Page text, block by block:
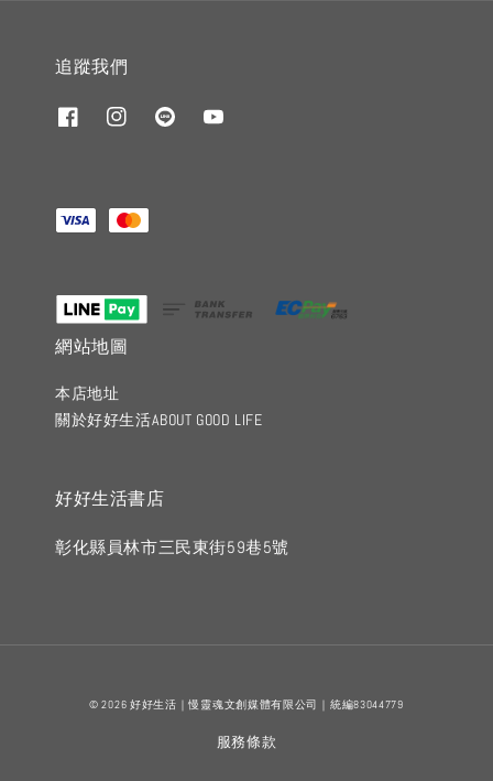
追蹤我們
網站地圖
本店地址
關於好好生活ABOUT GOOD LIFE
好好生活書店
彰化縣員林市三民東街59巷5號
© 2026 好好生活｜慢靈魂文創媒體有限公司｜統編83044779
服務條款